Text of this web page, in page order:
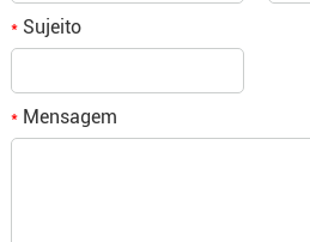
*Sujeito
*Mensagem